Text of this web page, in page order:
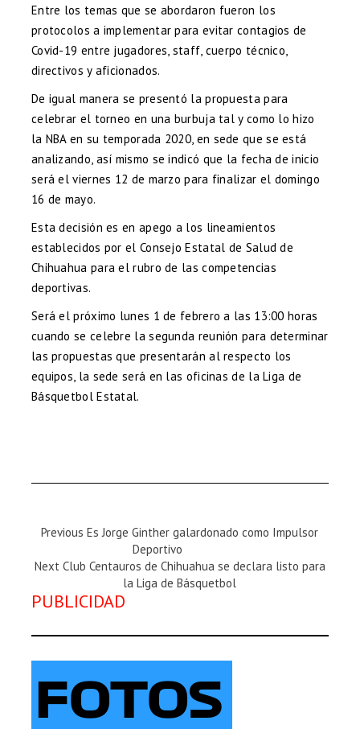
Entre los temas que se abordaron fueron los
protocolos a implementar para evitar contagios de
Covid-19 entre jugadores, staff, cuerpo técnico,
directivos y aficionados.
De igual manera se presentó la propuesta para
celebrar el torneo en una burbuja tal y como lo hizo
la NBA en su temporada 2020, en sede que se está
analizando, así mismo se indicó que la fecha de inicio
será el viernes 12 de marzo para finalizar el domingo
16 de mayo.
Esta decisión es en apego a los lineamientos
establecidos por el Consejo Estatal de Salud de
Chihuahua para el rubro de las competencias
deportivas.
Será el próximo lunes 1 de febrero a las 13:00 horas
cuando se celebre la segunda reunión para determinar
las propuestas que presentarán al respecto los
equipos, la sede será en las oficinas de la Liga de
Básquetbol Estatal.
Previous
:
Previous Es Jorge Ginther galardonado como Impulsor
Deportivo
Next
:
Next Club Centauros de Chihuahua se declara listo para
la Liga de Básquetbol
PUBLICIDAD